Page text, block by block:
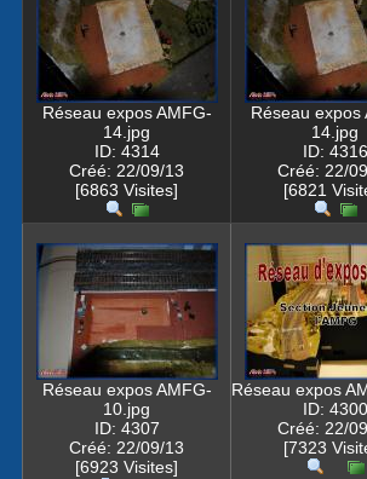
Réseau expos AMFG-
14.jpg
ID: 4314
Créé: 22/09/13
[6863 Visites]
Réseau expos
14.jpg
ID: 4316
Créé: 22/
[6821
Réseau expos AMFG-
10.jpg
ID: 4307
Créé: 22/09/13
[6923 Visites]
Réseau expos
ID: 4300
Créé: 22/
[7323